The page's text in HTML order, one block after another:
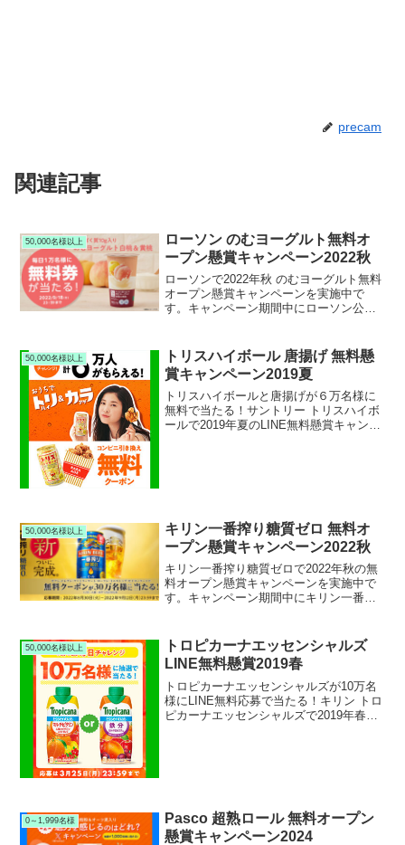
precam
関連記事
50,000名様以上
ローソン のむヨーグルト無料オ
ープン懸賞キャンペーン2022秋
ローソンで2022年秋 のむヨーグルト無料
オープン懸賞キャンペーンを実施中で
す。キャンペーン期間中にローソン公式
ローソン のむヨーグルト無料引換クーポ
ンが当たります。
50,000名様以上
トリスハイボール 唐揚げ 無料懸
賞キャンペーン2019夏
トリスハイボールと唐揚げが６万名様に
無料で当たる！サントリー トリスハイボ
ールで2019年夏のLINE無料懸賞キャンペ
50,000名様以上
キリン一番搾り糖質ゼロ 無料オ
ープン懸賞キャンペーン2022秋
キリン一番搾り糖質ゼロで2022年秋の無
料オープン懸賞キャンペーンを実施中で
す。キャンペーン期間中にキリン一番搾
イトから応募すると、抽選で30万名様に
キリン一番搾り糖質ゼロ コンビニ無料引
換クーポンが当たります。
50,000名様以上
トロピカーナエッセンシャルズ
LINE無料懸賞2019春
トロピカーナエッセンシャルズが10万名
様にLINE無料応募で当たる！キリン トロ
ピカーナエッセンシャルズで2019年春の
0～1,999名様
Pasco 超熟ロール 無料オープン
懸賞キャンペーン2024